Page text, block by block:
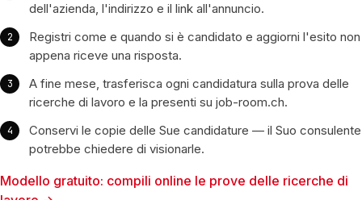
dell'azienda, l'indirizzo e il link all'annuncio.
Registri come e quando si è candidato e aggiorni l'esito non
appena riceve una risposta.
A fine mese, trasferisca ogni candidatura sulla prova delle
ricerche di lavoro e la presenti su job-room.ch.
Conservi le copie delle Sue candidature — il Suo consulente
potrebbe chiedere di visionarle.
Modello gratuito: compili online le prove delle ricerche di